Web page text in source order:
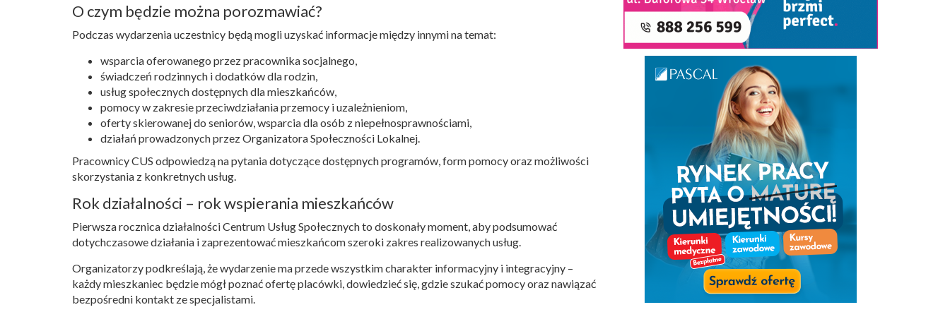
O czym będzie można porozmawiać?
Podczas wydarzenia uczestnicy będą mogli uzyskać informacje między innymi na temat:
wsparcia oferowanego przez pracownika socjalnego,
świadczeń rodzinnych i dodatków dla rodzin,
usług społecznych dostępnych dla mieszkańców,
pomocy w zakresie przeciwdziałania przemocy i uzależnieniom,
oferty skierowanej do seniorów, wsparcia dla osób z niepełnosprawnościami,
działań prowadzonych przez Organizatora Społeczności Lokalnej.
Pracownicy CUS odpowiedzą na pytania dotyczące dostępnych programów, form pomocy oraz możliwości
skorzystania z konkretnych usług.
Rok działalności – rok wspierania mieszkańców
Pierwsza rocznica działalności Centrum Usług Społecznych to doskonały moment, aby podsumować
dotychczasowe działania i zaprezentować mieszkańcom szeroki zakres realizowanych usług.
Organizatorzy podkreślają, że wydarzenie ma przede wszystkim charakter informacyjny i integracyjny –
każdy mieszkaniec będzie mógł poznać ofertę placówki, dowiedzieć się, gdzie szukać pomocy oraz nawiązać
bezpośredni kontakt ze specjalistami.